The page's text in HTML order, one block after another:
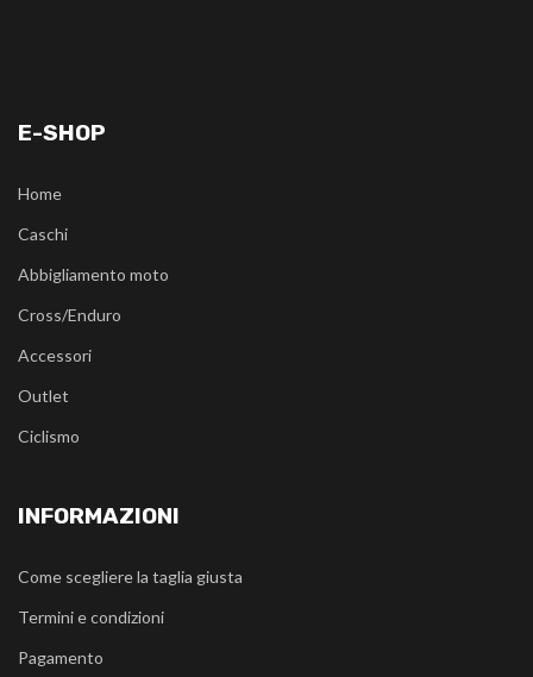
E-SHOP
Home
Caschi
Abbigliamento moto
Cross/Enduro
Accessori
Outlet
Ciclismo
INFORMAZIONI
Come scegliere la taglia giusta
Termini e condizioni
Pagamento